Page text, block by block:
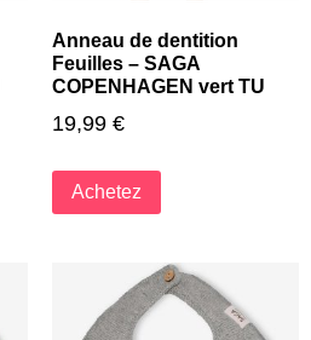
Anneau de dentition
Feuilles – SAGA
COPENHAGEN vert TU
19,99 €
Achetez